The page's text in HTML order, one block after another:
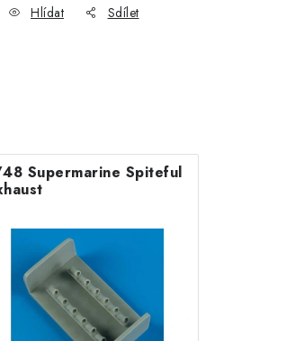
Hlídat Sdílet
Supermarine Spiteful